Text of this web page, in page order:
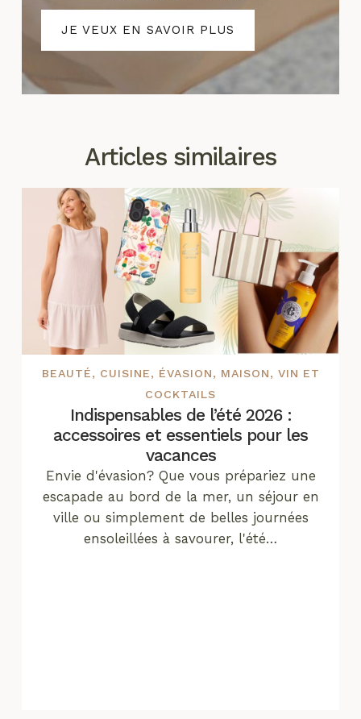
JE VEUX EN SAVOIR PLUS
Articles similaires
BEAUTÉ, CUISINE, ÉVASION, MAISON, VIN ET
COCKTAILS
Indispensables de l’été 2026 :
accessoires et essentiels pour les
vacances
Envie d'évasion? Que vous prépariez une
escapade au bord de la mer, un séjour en
ville ou simplement de belles journées
ensoleillées à savourer, l'été…